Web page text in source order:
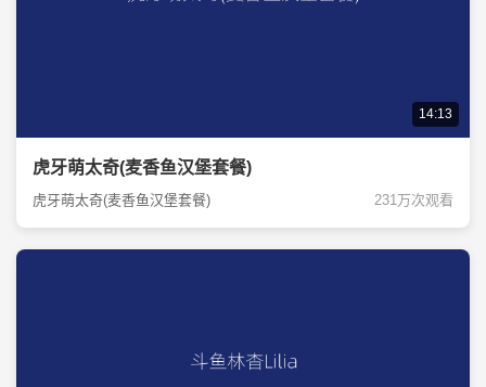
14:13
虎牙萌太奇(麦香鱼汉堡套餐)
虎牙萌太奇(麦香鱼汉堡套餐) 231万次观看